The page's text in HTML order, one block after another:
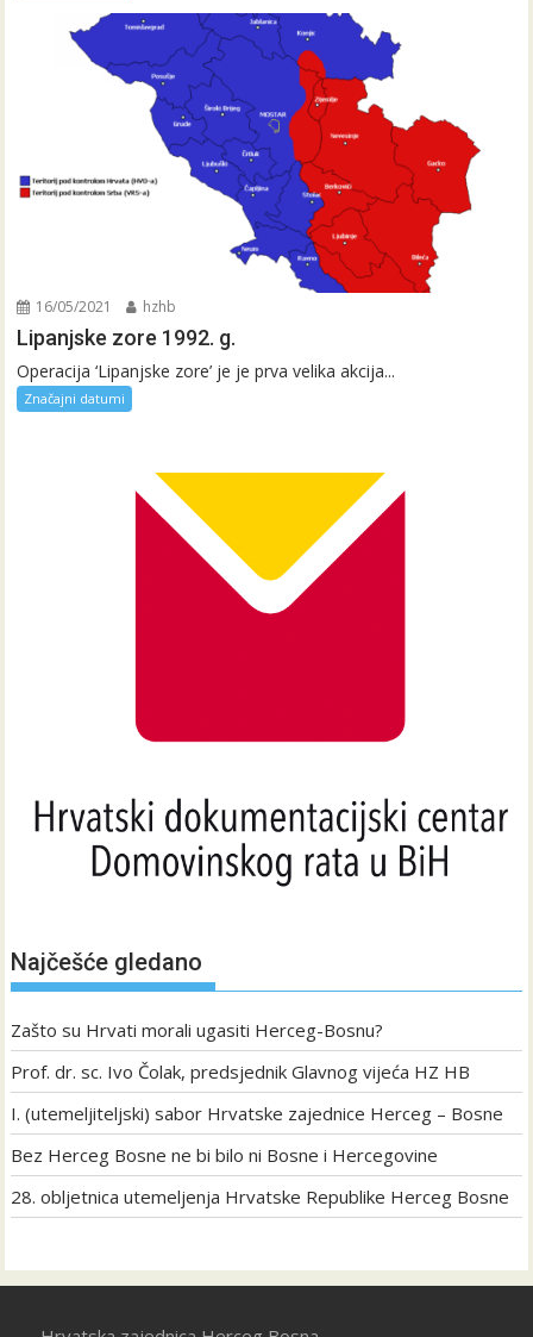
16/05/2021 hzhb
Lipanjske zore 1992. g.
Operacija ‘Lipanjske zore’ je je prva velika akcija...
Značajni datumi
Najčešće gledano
Zašto su Hrvati morali ugasiti Herceg-Bosnu?
Prof. dr. sc. Ivo Čolak, predsjednik Glavnog vijeća HZ HB
I. (utemeljiteljski) sabor Hrvatske zajednice Herceg – Bosne
Bez Herceg Bosne ne bi bilo ni Bosne i Hercegovine
28. obljetnica utemeljenja Hrvatske Republike Herceg Bosne